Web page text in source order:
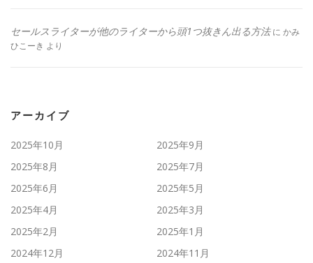
セールスライターが他のライターから頭1つ抜きん出る方法に かみ
ひこーき より
アーカイブ
2025年10月
2025年9月
2025年8月
2025年7月
2025年6月
2025年5月
2025年4月
2025年3月
2025年2月
2025年1月
2024年12月
2024年11月